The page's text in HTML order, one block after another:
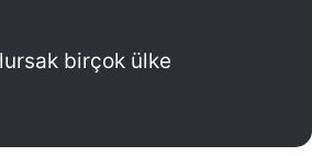
birçok ülke